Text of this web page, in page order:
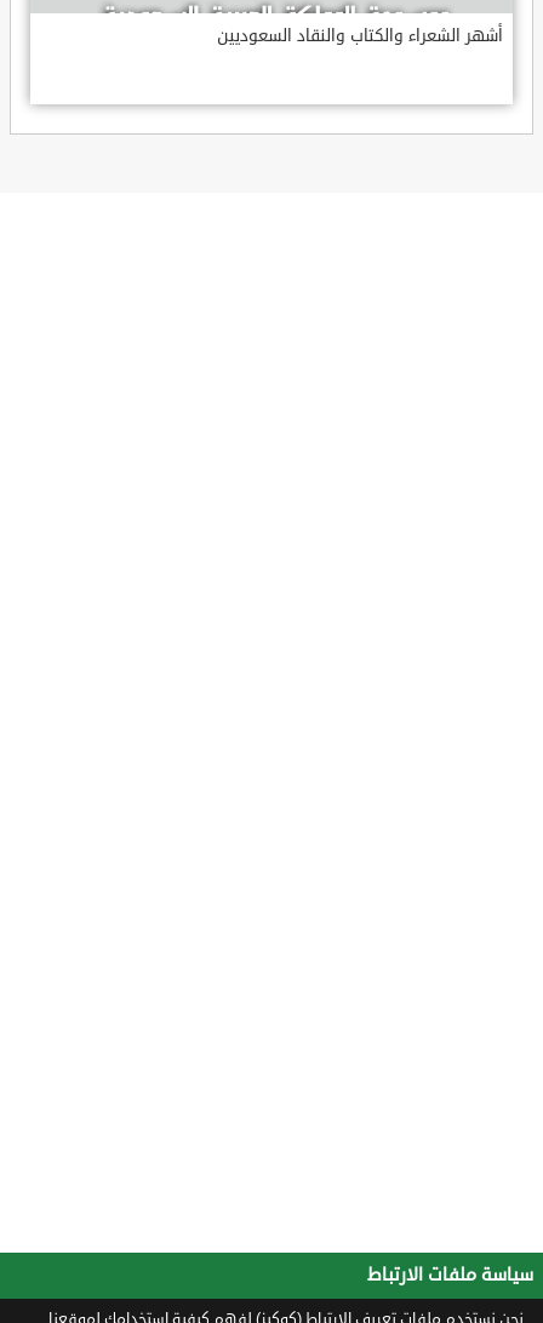
أشهر الشعراء والكتاب والنقاد السعوديين
سياسة ملفات الارتباط